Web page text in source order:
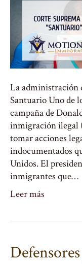
La administración
Santuario Uno de
campaña de
inmigración ilegal
tomar acciones
indocumentados
Unidos. El
inmigrantes que…
Leer más